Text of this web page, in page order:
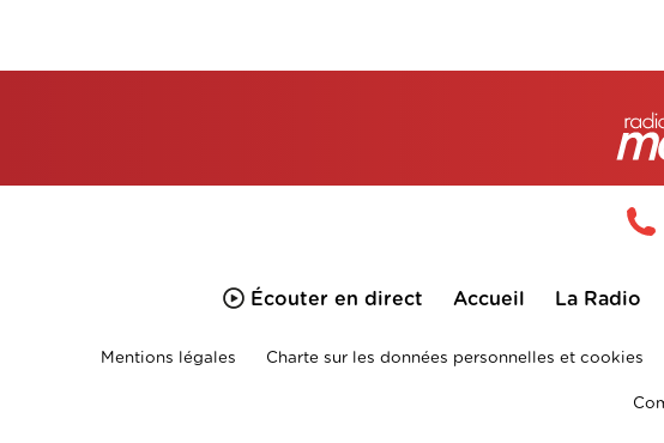
Écouter en direct Accueil La Radio
Mentions légales Charte sur les données personnelles et cookies